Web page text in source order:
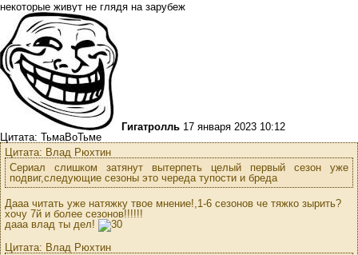
некоторые живут не глядя на зарубеж
Гигатролль 17 января 2023 10:12
Цитата: ТьмаВоТьме
Цитата: Влад Рюхтин
Сериал слишком затянут вытерпеть целый первый сезон уже
подвиг,следующие сезоны это череда тупости и бреда
Дааа читать уже натяжку твое мнение!,1-6 сезонов че тяжко зырить?
хочу 7й и более сезонов!!!!!!
дааа влад ты дел!
Цитата: Влад Рюхтин